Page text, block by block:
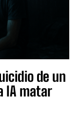
de un
IA matar